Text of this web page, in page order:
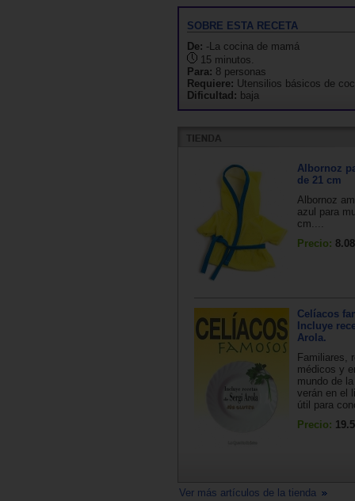
SOBRE ESTA RECETA
De: -La cocina de mamá
15 minutos.
Para: 8 personas
Requiere: Utensilios básicos de
Dificultad: baja
Albornoz
de 21 cm
Albornoz
azul para
cm....
Precio:
Celíacos
Incluye
Arola.
Familiares,
médicos y
mundo de
verán en el
útil para
Precio:
Ver más artículos de la tienda